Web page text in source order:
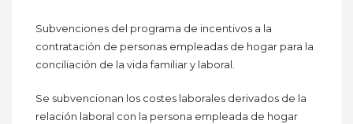
Subvenciones del programa de incentivos a la
contratación de personas empleadas de hogar para la
conciliación de la vida familiar y laboral.
Se subvencionan los costes laborales derivados de la
relación laboral con la persona empleada de hogar